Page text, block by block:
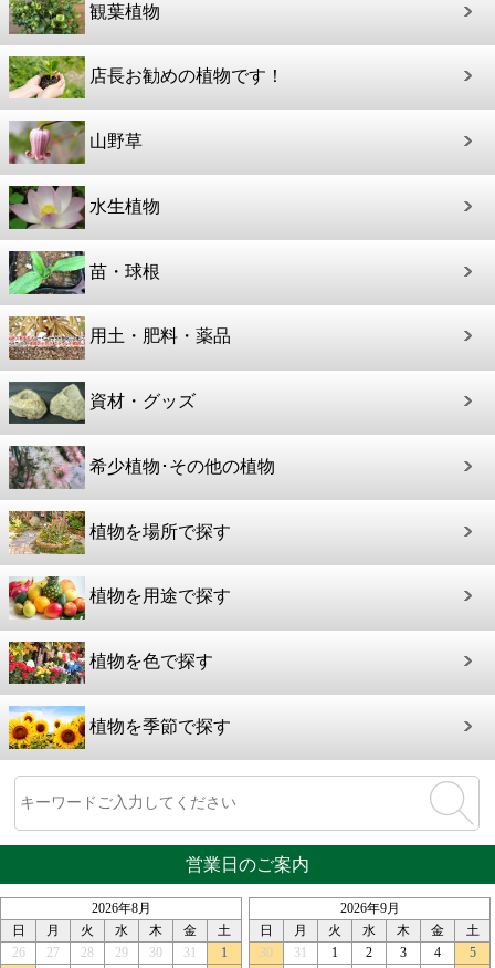
観葉植物
店長お勧めの植物です！
山野草
水生植物
苗・球根
用土・肥料・薬品
資材・グッズ
希少植物･その他の植物
植物を場所で探す
植物を用途で探す
植物を色で探す
植物を季節で探す
営業日のご案内